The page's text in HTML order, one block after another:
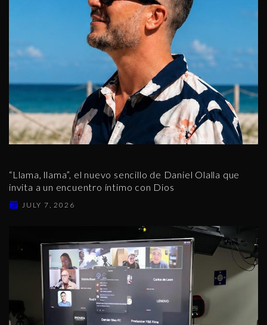
“Llama, llama”, el nuevo sencillo de Daniel Olalla que
invita a un encuentro íntimo con Dios
JULY 7, 2026